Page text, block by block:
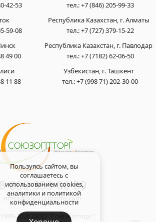
42-53
тел.:+7 (846) 205-99-33
59-08
49 00
11 88
Республика Казахстан, г. Алматы
тел.:+7 (727) 379-15-22
Республика Казахстан, г. Павлодар
тел.:+7 (7182) 62-06-50
Узбекистан, г. Ташкент
тел.:+7 (998 71) 202-30-00
8-800-333-00-89
office@soyuzopttorg.com
1999-2026 ООО "Союзоптторг"
Пользуясь сайтом, вы
соглашаетесь с
использованием cookies,
аналитики и политикой
конфиденциальности